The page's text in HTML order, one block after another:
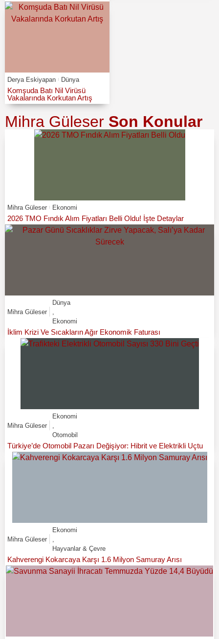
Derya Eskiyapan Dünya
Komşuda Batı Nil Virüsü
Vakalarında Korkutan Artış
Mihra Güleser Son Konular
Mihra Güleser Ekonomi
2026 TMO Fındık Alım Fiyatları Belli Oldu! İşte Detaylar
Mihra Güleser
Dünya
Ekonomi
İklim Krizi Ve Sıcakların Ağır Ekonomik Faturası
Mihra Güleser
Ekonomi
Otomobil
Türkiye’de Otomobil Pazarı Değişiyor: Hibrit ve Elektrikli Uçtu
Mihra Güleser
Ekonomi
Hayvanlar & Çevre
Kahverengi Kokarcaya Karşı 1.6 Milyon Samuray Arısı